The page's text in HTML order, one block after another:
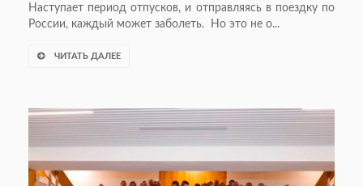
Наступает период отпусков, и отправляясь в поездку по
России, каждый может заболеть. Но это не о...
ЧИТАТЬ ДАЛЕЕ